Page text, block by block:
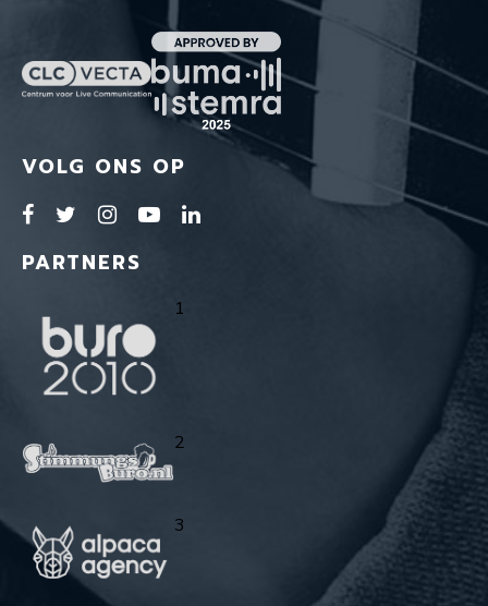
VOLG ONS OP
PARTNERS
1
2
3